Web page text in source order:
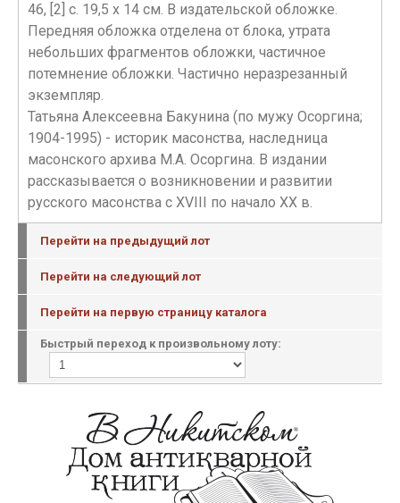
46, [2] с. 19,5 х 14 см. В издательской обложке.
Передняя обложка отделена от блока, утрата
небольших фрагментов обложки, частичное
потемнение обложки. Частично неразрезанный
экземпляр.
Татьяна Алексеевна Бакунина (по мужу Осоргина;
1904-1995) - историк масонства, наследница
масонского архива М.А. Осоргина. В издании
рассказывается о возникновении и развитии
русского масонства с XVIII по начало XX в.
Перейти на предыдущий лот
Перейти на следующий лот
Перейти на первую страницу каталога
Быстрый переход к произвольному лоту: